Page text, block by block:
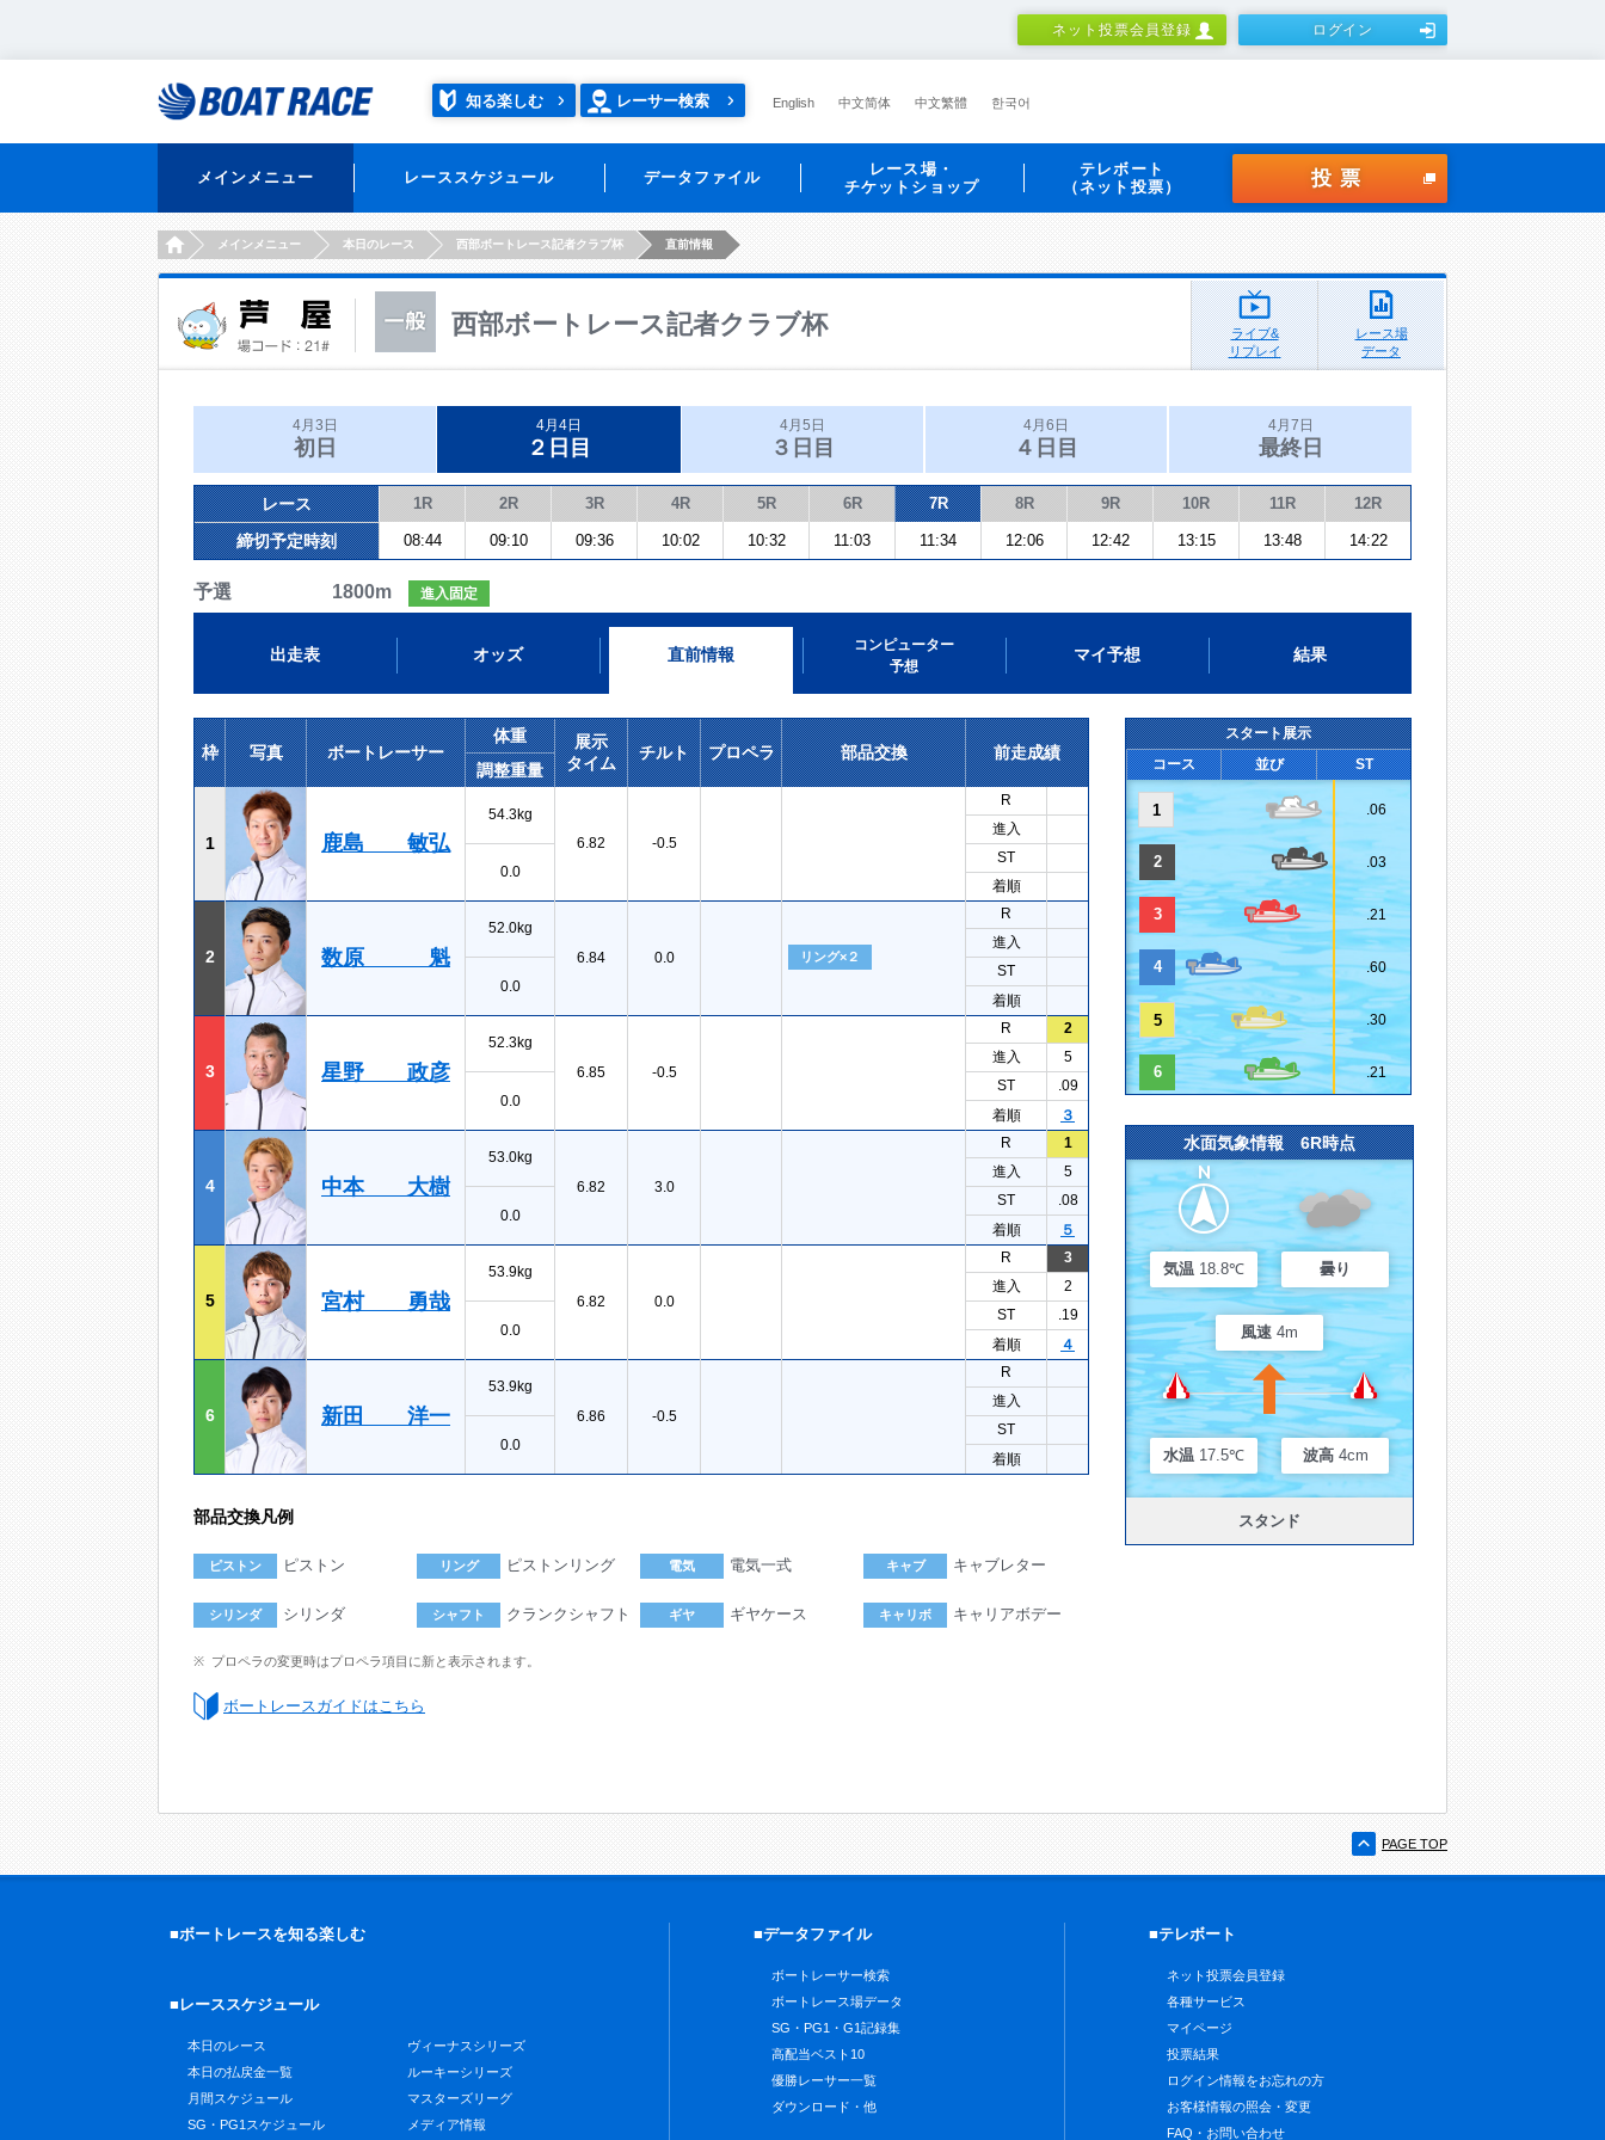
ネット投票会員登録 ログイン
知る楽しむ レーサー検索 English 中文简体 中文繁體 한국어
メインメニュー レーススケジュール データファイル
レース場・
チケットショップ
テレボート
（ネット投票）
投票
HOMEメインメニュー 本日のレース 西部ボートレース記者クラブ杯 直前情報
西部ボートレース記者クラブ杯
ライブ&
リプレイ
レース場
データ
4月3日
初日
4月4日
２日目
4月5日
３日目
4月6日
４日目
4月7日
最終日
レース 1R 2R 3R 4R 5R 6R 7R 8R 9R 10R 11R 12R
締切予定時刻 08:44 09:10 09:36 10:02 10:32 11:03 11:34 12:06 12:42 13:15 13:48 14:22
予選 1800m 進入固定
出走表 オッズ 直前情報
コンピューター
予想
マイ予想 結果
枠 写真 ボートレーサー
体重
展示
タイム
チルト プロペラ 部品交換
前走成績
調整重量
1 鹿島 敏弘
54.3kg
6.82
-0.5
R
進入
0.0
ST
着順
2 数原 魁
52.0kg
6.84
0.0 リング×２
R
進入
0.0
ST
着順
3 星野 政彦
52.3kg
6.85
-0.5
R
2
進入
5
0.0
ST
.09
着順
３
4 中本 大樹
53.0kg
6.82
3.0
R
1
進入
5
0.0
ST
.08
着順
５
5 宮村 勇哉
53.9kg
6.82
0.0
R
3
進入
2
0.0
ST
.19
着順
４
6 新田 洋一
53.9kg
6.86
-0.5
R
進入
0.0
ST
着順
部品交換凡例
ピストン ピストン リング ピストンリング 電気 電気一式 キャブ キャブレター
シリンダ シリンダ シャフト クランクシャフト ギヤ ギヤケース キャリボ キャリアボデー
プロペラの変更時はプロペラ項目に新と表示されます。
ボートレースガイドはこちら
スタート展示
コース
並び ST
1 .06
2 .03
3 .21
4 .60
5 .30
6 .21
水面気象情報 6R時点
気温 18.8℃ 曇り
風速 4m
水温 17.5℃ 波高 4cm
スタンド
PAGE TOP
■ボートレースを知る楽しむ
■レーススケジュール
本日のレース
本日の払戻金一覧
月間スケジュール
SG・PG1スケジュール
ヴィーナスシリーズ
ルーキーシリーズ
マスターズリーグ
メディア情報
■データファイル
ボートレーサー検索
ボートレース場データ
SG・PG1・G1記録集
高配当ベスト10
優勝レーサー一覧
ダウンロード・他
■テレボート
ネット投票会員登録
各種サービス
マイページ
投票結果
ログイン情報をお忘れの方
お客様情報の照会・変更
FAQ・お問い合わせ